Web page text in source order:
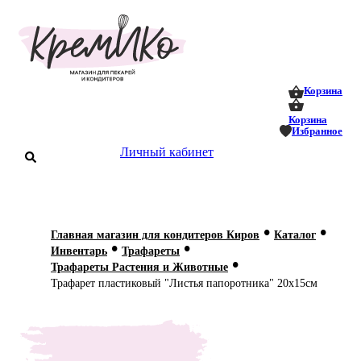
Корзина
Корзина
Избранное
Личный кабинет
Главная магазин для кондитеров Киров • Каталог •
Инвентарь • Трафареты •
Трафареты Растения и Животные •
Трафарет пластиковый "Листья папоротника" 20х15см